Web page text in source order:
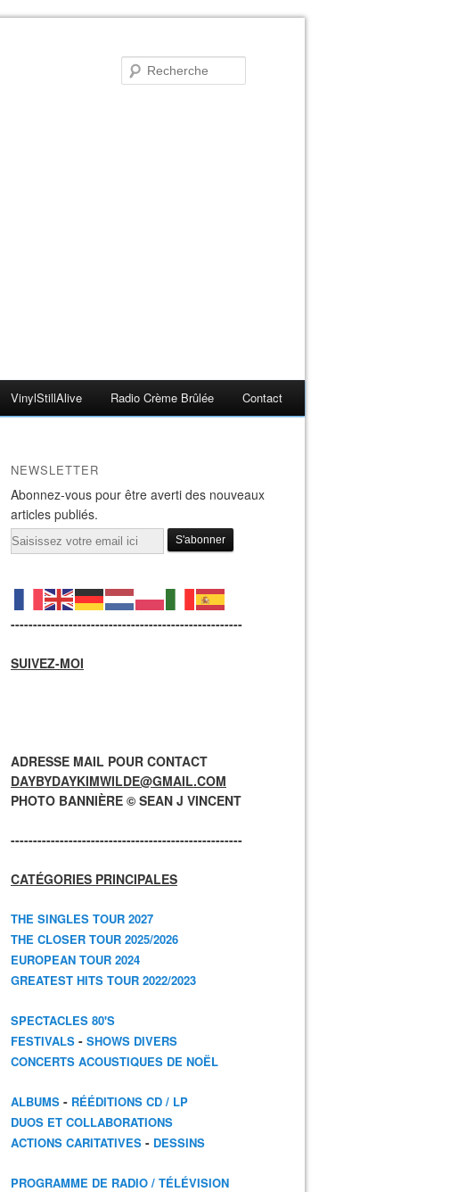
VinylStillAlive Radio Crème Brûlée Contact
NEWSLETTER
Abonnez-vous pour être averti des nouveaux
articles publiés.
Email
----------------------------------------------------
SUIVEZ-MOI
ADRESSE MAIL POUR CONTACT
DAYBYDAYKIMWILDE@GMAIL.COM
PHOTO BANNIÈRE © SEAN J VINCENT
----------------------------------------------------
CATÉGORIES PRINCIPALES
THE SINGLES TOUR 2027
THE CLOSER TOUR 2025/2026
EUROPEAN TOUR 2024
GREATEST HITS TOUR 2022/2023
SPECTACLES 80'S
FESTIVALS - SHOWS DIVERS
CONCERTS ACOUSTIQUES DE NOËL
ALBUMS - RÉÉDITIONS CD / LP
DUOS ET COLLABORATIONS
ACTIONS CARITATIVES - DESSINS
PROGRAMME DE RADIO / TÉLÉVISION